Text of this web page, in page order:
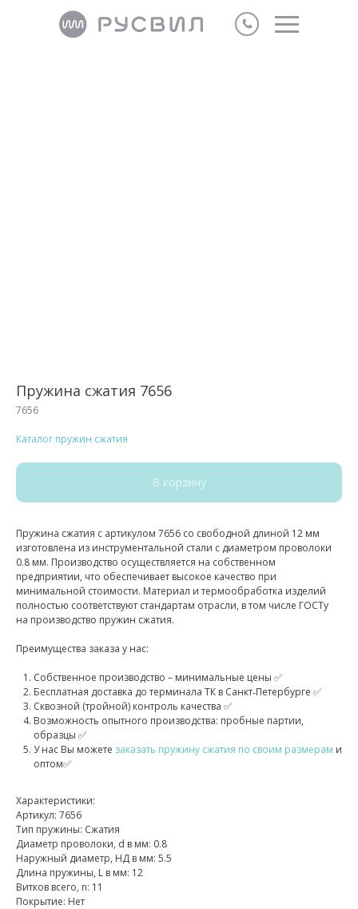
Пружина сжатия 7656
7656
Каталог пружин сжатия
В корзину
Пружина сжатия с артикулом 7656 со свободной длиной 12 мм
изготовлена из инструментальной стали с диаметром проволоки
0.8 мм. Производство осуществляется на собственном
предприятии, что обеспечивает высокое качество при
минимальной стоимости. Материал и термообработка изделий
полностью соответствуют стандартам отрасли, в том числе ГОСТу
на производство пружин сжатия.
Преимущества заказа у нас:
Собственное производство – минимальные цены ✅
Бесплатная доставка до терминала ТК в Санкт‑Петербурге ✅
Сквозной (тройной) контроль качества ✅
Возможность опытного производства: пробные партии,
образцы ✅
У нас Вы можете заказать пружину сжатия по своим размерам и
оптом✅
Характеристики:
Артикул: 7656
Тип пружины: Сжатия
Диаметр проволоки, d в мм: 0.8
Наружный диаметр, НД в мм: 5.5
Длина пружины, L в мм: 12
Витков всего, n: 11
Покрытие: Нет